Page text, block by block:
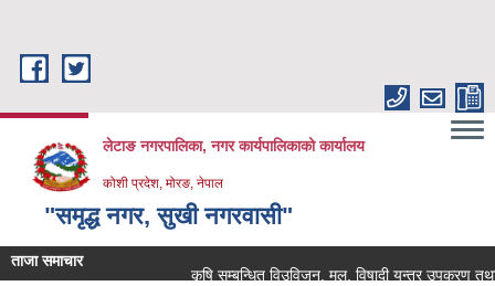
लेटाङ नगरपालिका, नगर कार्यपालिकाको कार्यालय
कोशी प्रदेश, मोरङ, नेपाल
"समृद्ध नगर, सुखी नगरवासी"
ताजा समाचार
कृषि सम्बन्धित विउविजन, मल, विषादी यन्त्र उपकरण तथा